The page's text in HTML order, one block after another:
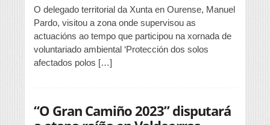
de
Valdeorras
O delegado territorial da Xunta en Ourense, Manuel
Pardo, visitou a zona onde supervisou as
actuacións ao tempo que participou na xornada de
voluntariado ambiental ‘Protección dos solos
afectados polos […]
“O Gran Camiño 2023” disputará